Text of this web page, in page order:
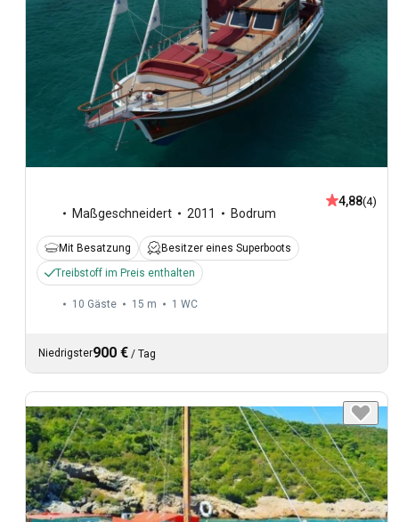
Maßgeschneidert 2011 Bodrum
4,88(4)
Mit Besatzung
Besitzer eines Superboots
Treibstoff im Preis enthalten
10 Gäste 15 m 1 WC
Niedrigster900 € / Tag